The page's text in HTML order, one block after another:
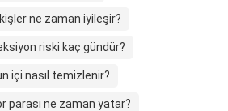
ne zaman iyileşir?
riski kaç gündür?
içi nasıl temizlenir?
parası ne zaman yatar?